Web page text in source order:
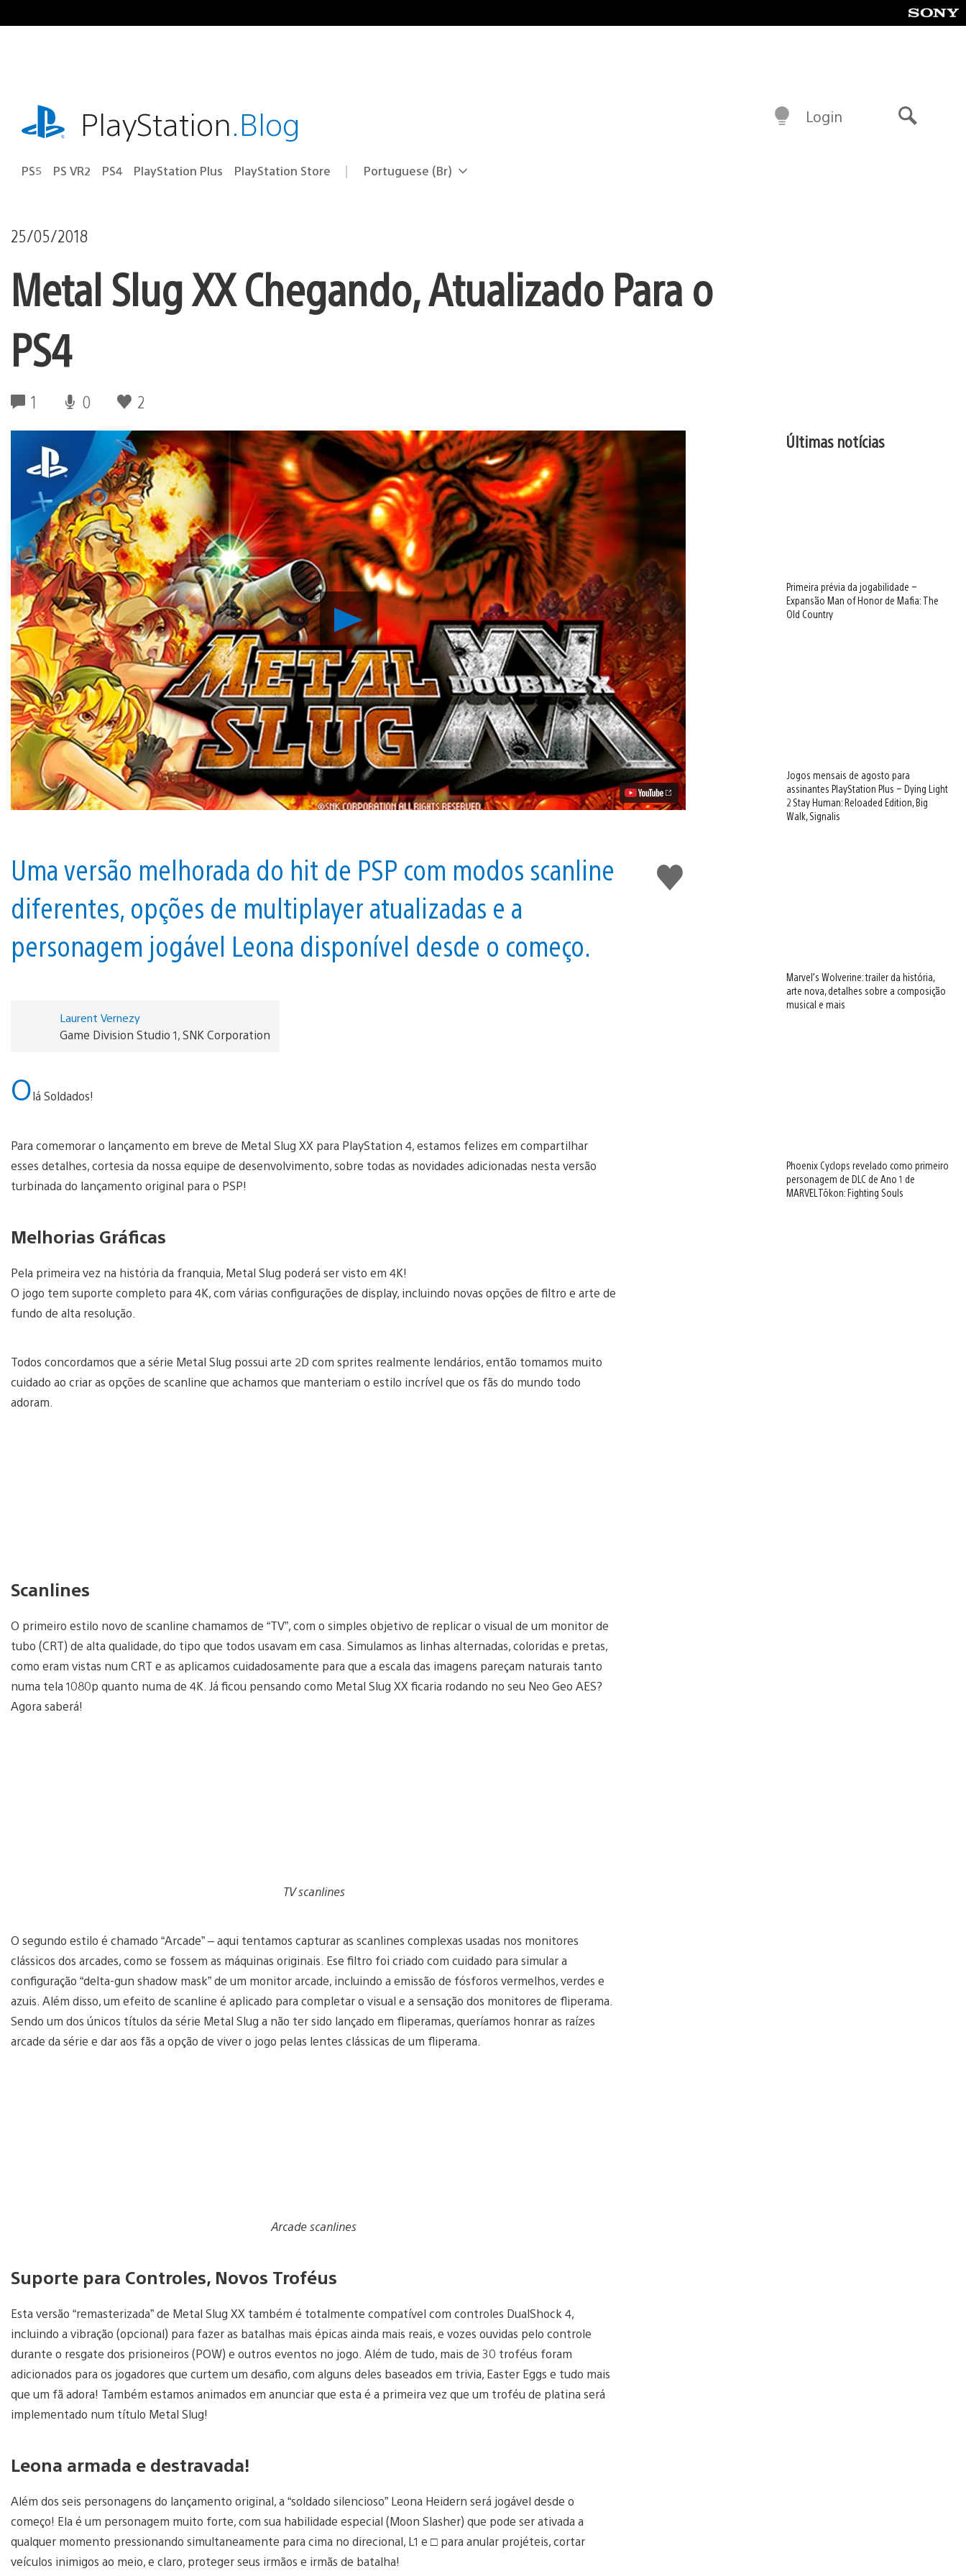
para
playstation.comPlayStation.Blog
PS5 PS VR2 PS4 PlayStation Plus PlayStation Store Selecione
Região
Portuguese (Br)
Login
25/05/2018
Metal Slug XX Chegando, Atualizado Para o
PS4
1 0 2
Reproduzir
Metal
Slug
XX
Chegando,
Atualizado
Para
o
PS4
Vídeo
Curtir
Uma versão melhorada do hit de PSP com modos scanline
diferentes, opções de multiplayer atualizadas e a
personagem jogável Leona disponível desde o começo.
Laurent Vernezy
Game Division Studio 1, SNK Corporation
Olá Soldados!
Para comemorar o lançamento em breve de Metal Slug XX para PlayStation 4, estamos felizes em compartilhar
esses detalhes, cortesia da nossa equipe de desenvolvimento, sobre todas as novidades adicionadas nesta versão
turbinada do lançamento original para o PSP!
Melhorias Gráficas
Pela primeira vez na história da franquia, Metal Slug poderá ser visto em 4K!
O jogo tem suporte completo para 4K, com várias configurações de display, incluindo novas opções de filtro e arte de
fundo de alta resolução.
Todos concordamos que a série Metal Slug possui arte 2D com sprites realmente lendários, então tomamos muito
cuidado ao criar as opções de scanline que achamos que manteriam o estilo incrível que os fãs do mundo todo
adoram.
Scanlines
O primeiro estilo novo de scanline chamamos de “TV”, com o simples objetivo de replicar o visual de um monitor de
tubo (CRT) de alta qualidade, do tipo que todos usavam em casa. Simulamos as linhas alternadas, coloridas e pretas,
como eram vistas num CRT e as aplicamos cuidadosamente para que a escala das imagens pareçam naturais tanto
numa tela 1080p quanto numa de 4K. Já ficou pensando como Metal Slug XX ficaria rodando no seu Neo Geo AES?
Agora saberá!
TV scanlines
O segundo estilo é chamado “Arcade” – aqui tentamos capturar as scanlines complexas usadas nos monitores
clássicos dos arcades, como se fossem as máquinas originais. Ese filtro foi criado com cuidado para simular a
configuração “delta-gun shadow mask” de um monitor arcade, incluindo a emissão de fósforos vermelhos, verdes e
azuis. Além disso, um efeito de scanline é aplicado para completar o visual e a sensação dos monitores de fliperama.
Sendo um dos únicos títulos da série Metal Slug a não ter sido lançado em fliperamas, queríamos honrar as raízes
arcade da série e dar aos fãs a opção de viver o jogo pelas lentes clássicas de um fliperama.
Arcade scanlines
Suporte para Controles, Novos Troféus
Esta versão “remasterizada” de Metal Slug XX também é totalmente compatível com controles DualShock 4,
incluindo a vibração (opcional) para fazer as batalhas mais épicas ainda mais reais, e vozes ouvidas pelo controle
durante o resgate dos prisioneiros (POW) e outros eventos no jogo. Além de tudo, mais de 30 troféus foram
adicionados para os jogadores que curtem um desafio, com alguns deles baseados em trivia, Easter Eggs e tudo mais
que um fã adora! Também estamos animados em anunciar que esta é a primeira vez que um troféu de platina será
implementado num título Metal Slug!
Leona armada e destravada!
Além dos seis personagens do lançamento original, a “soldado silencioso” Leona Heidern será jogável desde o
começo! Ela é um personagem muito forte, com sua habilidade especial (Moon Slasher) que pode ser ativada a
qualquer momento pressionando simultaneamente para cima no direcional, L1 e □ para anular projéteis, cortar
veículos inimigos ao meio, e claro, proteger seus irmãos e irmãs de batalha!
Últimas notícias
Primeira prévia da jogabilidade –
Expansão Man of Honor de Mafia: The
Old Country
Jogos mensais de agosto para
assinantes PlayStation Plus – Dying Light
2 Stay Human: Reloaded Edition, Big
Walk, Signalis
Marvel’s Wolverine: trailer da história,
arte nova, detalhes sobre a composição
musical e mais
Phoenix Cyclops revelado como primeiro
personagem de DLC de Ano 1 de
MARVEL Tōkon: Fighting Souls